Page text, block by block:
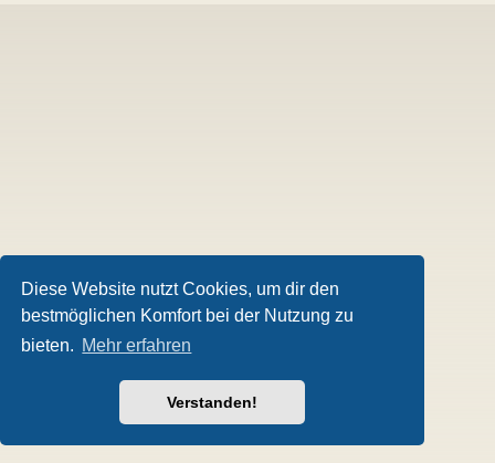
Diese Website nutzt Cookies, um dir den
bestmöglichen Komfort bei der Nutzung zu
bieten. Mehr erfahren
Verstanden!